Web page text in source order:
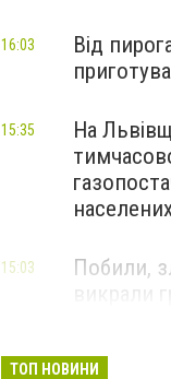
Від
16:03
На
15:35
Побили,
викрали
15:03
ТОП НОВИНИ